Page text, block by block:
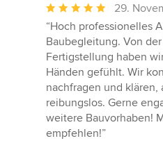
Durchschnittliche
Bewertung:
5
von
5
Sternen
29.
“Hoch professionelles
Baubegleitung. Von
Fertigstellung haben
Händen gefühlt. Wir
nachfragen und
reibungslos. Gerne
weitere Bauvorhaben!
empfehlen!”